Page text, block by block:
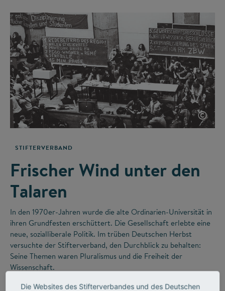
©
STIFTERVERBAND
Frischer Wind unter den
Talaren
In den 1970er-Jahren wurde die alte Ordinarien-Universität in
ihren Grundfesten erschüttert. Die Gesellschaft erlebte eine
neue, sozialliberale Politik. Im trüben Deutschen Herbst
versuchte der Stifterverband, den Durchblick zu behalten:
Seine Themen waren Pluralismus und die Freiheit der
Wissenschaft.
Die Websites des Stifterverbandes und des Deutschen